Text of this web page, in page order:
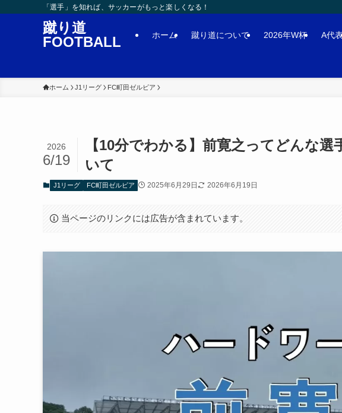
「選手」を知れば、サッカーがもっと楽しくなる！
蹴り道
FOOTBALL
ホーム 蹴り道について 2026年W杯 A代
ホーム J1リーグ FC町田ゼルビア
【10分でわかる】前寛之ってどんな
いて
2026
6/19
J1リーグ FC町田ゼルビア 2025年6月29日 2026年6月19日
当ページのリンクには広告が含まれています。